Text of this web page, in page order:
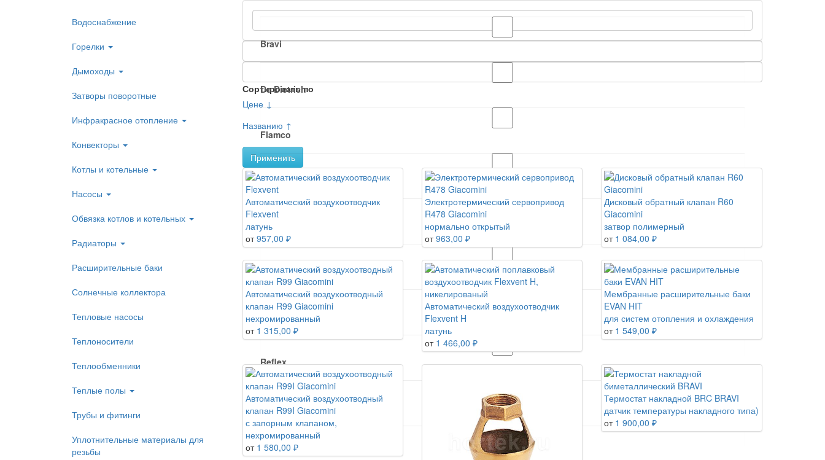
Водоснабжение
Горелки
Дымоходы
Затворы поворотные
Инфракрасное отопление
Конвекторы
Котлы и котельные
Насосы
Обвязка котлов и котельных
Радиаторы
Расширительные баки
Солнечные коллектора
Тепловые насосы
Теплоносители
Теплообменники
Теплые полы
Трубы и фитинги
Уплотнительные материалы для
резьбы
Bravi
De Dietrich
Flamco
Giacomini
HANSA
Meibes
POLIMER GROUP
Reflex
Salus
Wolf
Сортировать по
Цене ↓
Названию ↑
Применить
Автоматический воздухоотводчик
Flexvent
латунь
от 957,00 ₽
Электротермический сервопривод
R478 Giacomini
нормально открытый
от 963,00 ₽
Дисковый обратный клапан R60
Giacomini
затвор полимерный
от 1 084,00 ₽
Автоматический воздухоотводный
клапан R99 Giacomini
нехромированный
от 1 315,00 ₽
Автоматический воздухоотводчик
Flexvent H
латунь
от 1 466,00 ₽
Мембранные расширительные баки
EVAN HIT
для систем отопления и охлаждения
от 1 549,00 ₽
Автоматический воздухоотводный
клапан R99I Giacomini
с запорным клапаном,
нехромированный
от 1 580,00 ₽
Термостат накладной BRC BRAVI
датчик температуры накладного типа)
от 1 900,00 ₽